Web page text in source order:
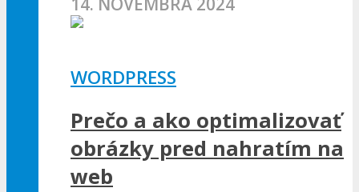
WORDPRESS
Prečo a ako optimalizovať
obrázky pred nahratím na
web